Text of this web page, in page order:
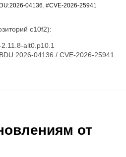
04136 #CVE-2026-25941
c10f2):
alt0.p10.1
04136 / CVE-2026-25941
от